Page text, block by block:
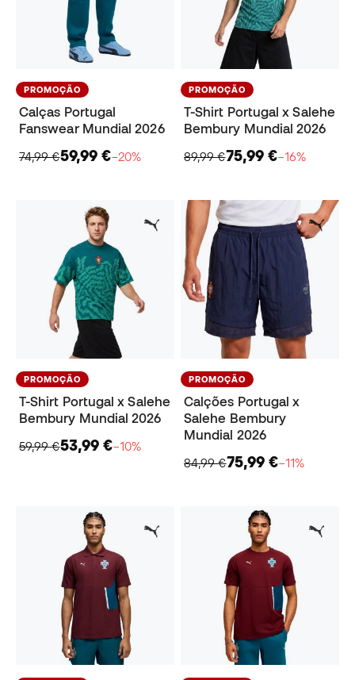
PROMOÇÃO
Calças Portugal
Fanswear Mundial 2026
74,99 €59,99 €−20%
PROMOÇÃO
T-Shirt Portugal x Salehe
Bembury Mundial 2026
89,99 €75,99 €−16%
PROMOÇÃO
T-Shirt Portugal x Salehe
Bembury Mundial 2026
59,99 €53,99 €−10%
PROMOÇÃO
Calções Portugal x
Salehe Bembury
Mundial 2026
84,99 €75,99 €−11%